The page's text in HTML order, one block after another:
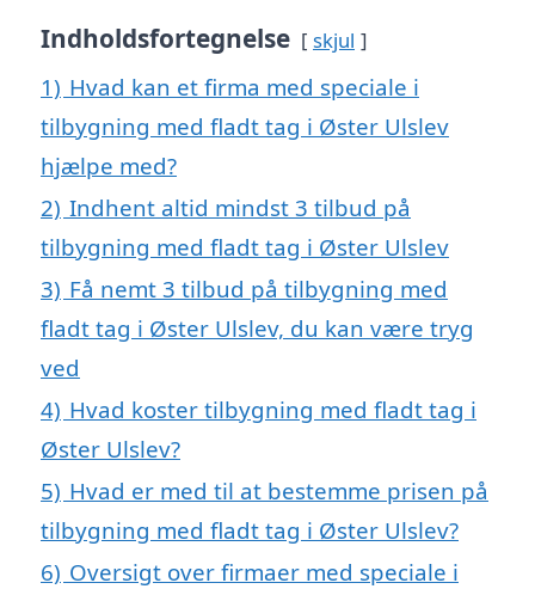
Indholdsfortegnelse skjul
1) Hvad kan et firma med speciale i
tilbygning med fladt tag i Øster Ulslev
hjælpe med?
2) Indhent altid mindst 3 tilbud på
tilbygning med fladt tag i Øster Ulslev
3) Få nemt 3 tilbud på tilbygning med
fladt tag i Øster Ulslev, du kan være tryg
ved
4) Hvad koster tilbygning med fladt tag i
Øster Ulslev?
5) Hvad er med til at bestemme prisen på
tilbygning med fladt tag i Øster Ulslev?
6) Oversigt over firmaer med speciale i